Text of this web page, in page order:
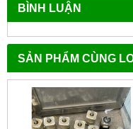
BÌNH LUẬN
SẢN PHẨM CÙNG